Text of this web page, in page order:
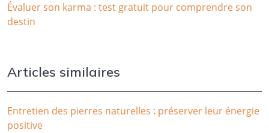
Évaluer son karma : test gratuit pour comprendre son
destin
Articles similaires
Entretien des pierres naturelles : préserver leur énergie
positive